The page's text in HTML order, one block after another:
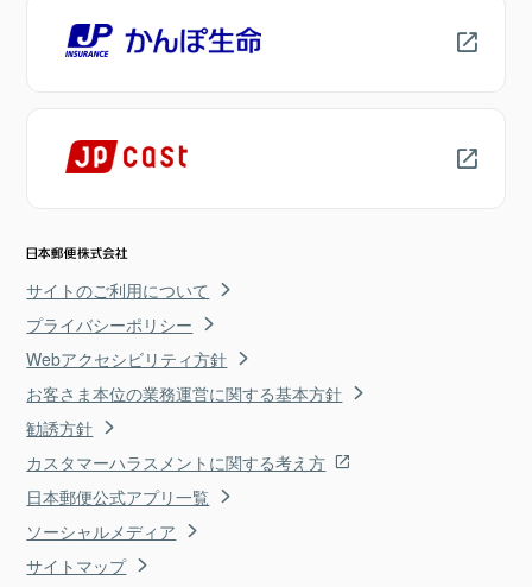
サイトのご利用について
プライバシーポリシー
Webアクセシビリティ方針
お客さま本位の業務運営に関する基本方針
勧誘方針
カスタマーハラスメントに関する考え方
日本郵便公式アプリ一覧
ソーシャルメディア
サイトマップ